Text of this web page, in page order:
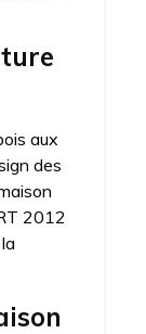
aux
des
2012